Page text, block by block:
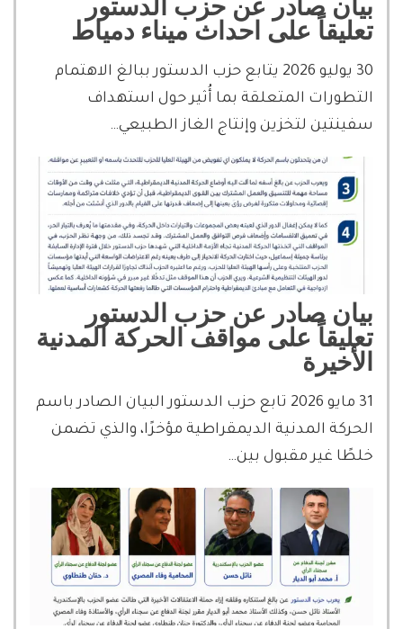
بيان صادر عن حزب الدستور
تعليقاً على احداث ميناء دمياط
30 يوليو 2026 يتابع حزب الدستور ببالغ الاهتمام
التطورات المتعلقة بما أُثير حول استهداف
سفينتين لتخزين وإنتاج الغاز الطبيعي…
بيان صادر عن حزب الدستور
تعليقاً على مواقف الحركة المدنية
الأخيرة
31 مايو 2026 تابع حزب الدستور البيان الصادر باسم
الحركة المدنية الديمقراطية مؤخرًا، والذي تضمن
خلطًا غير مقبول بين…